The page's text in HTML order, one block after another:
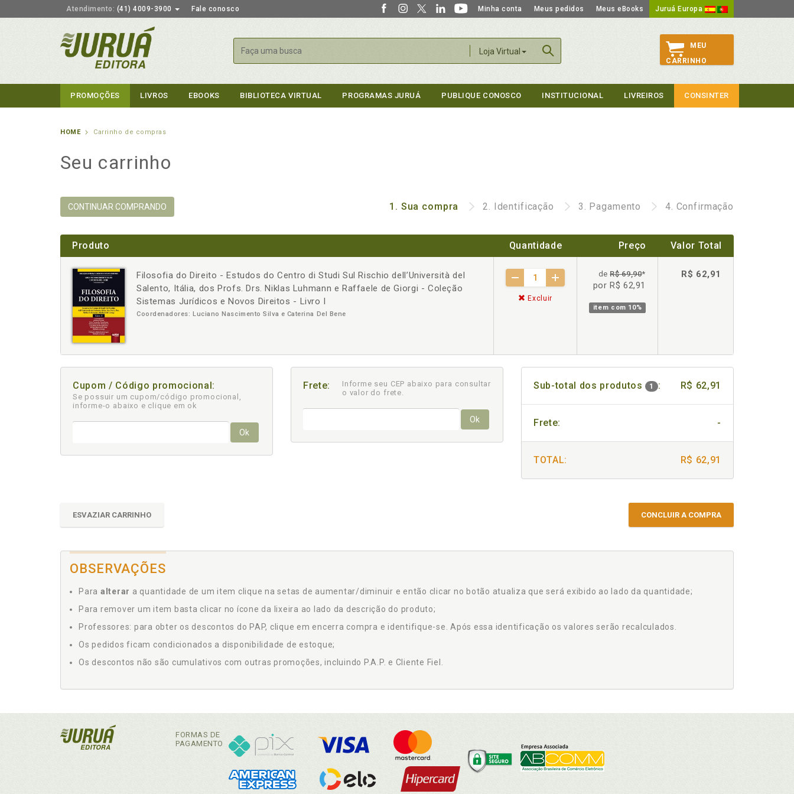
Atendimento: (41) 4009-3900 Fale conosco Minha conta Meus pedidos Meus eBooks Juruá Europa
Loja Virtual
Buscar
MEU
CARRINHO
PROMOÇÕES LIVROS EBOOKS BIBLIOTECA VIRTUAL PROGRAMAS JURUÁ PUBLIQUE CONOSCO INSTITUCIONAL LIVREIROS CONSINTER
HOME Carrinho de compras
Seu carrinho
CONTINUAR COMPRANDO 1. Sua compra 2. Identificação 3. Pagamento 4. Confirmação
Produto Quantidade Preço Valor Total
Filosofia do Direito - Estudos do Centro di Studi Sul Rischio dell’Università del
Salento, Itália, dos Profs. Drs. Niklas Luhmann e Raffaele de Giorgi - Coleção
Sistemas Jurídicos e Novos Direitos - Livro I
Coordenadores: Luciano Nascimento Silva e Caterina Del Bene
- +
Excluir
deR$ 69,90*
por R$ 62,91
item com 10%
R$ 62,91
Cupom / Código promocional:
Se possuir um cupom/código promocional,
informe-o abaixo e clique em ok
Ok
Frete:
Informe seu CEP abaixo para consultar
o valor do frete.
Ok
Sub-total dos produtos 1 : R$ 62,91
Frete: -
TOTAL: R$ 62,91
ESVAZIAR CARRINHO CONCLUIR A COMPRA
OBSERVAÇÕES
Para alterar a quantidade de um item clique na setas de aumentar/diminuir e então clicar no botão atualiza que será exibido ao lado da quantidade;
Para remover um item basta clicar no ícone da lixeira ao lado da descrição do produto;
Professores: para obter os descontos do PAP, clique em encerra compra e identifique-se. Após essa identificação os valores serão recalculados.
Os pedidos ficam condicionados a disponibilidade de estoque;
Os descontos não são cumulativos com outras promoções, incluindo P.A.P. e Cliente Fiel.
FORMAS DE
PAGAMENTO